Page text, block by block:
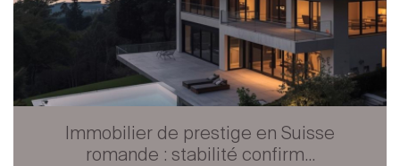
Immobilier de prestige en Suisse
romande : stabilité confirm...